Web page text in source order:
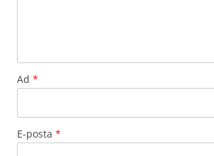
Ad *
E-posta *